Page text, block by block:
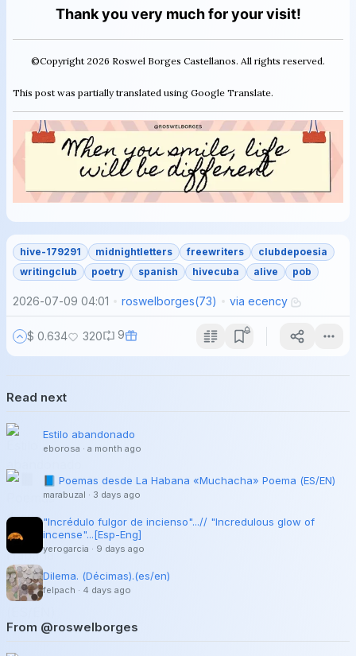
Thank you very much for your visit!
©Copyright 2026 Roswel Borges Castellanos. All rights reserved.
This post was partially translated using Google Translate.
hive-179291 midnightletters freewriters
clubdepoesia
writingclub
poetry spanish hivecuba alive pob
2026-07-09 04:01 roswelborges(73) via ecency
$ 0.634 320 9
Read next
Estilo abandonado
eborosa · a month ago
📘 Poemas desde La Habana «Muchacha» Poema (ES/EN)
marabuzal · 3 days ago
"Incrédulo fulgor de incienso"...// "Incredulous glow of
incense"...[Esp-Eng]
yerogarcia · 9 days ago
Dilema. (Décimas).(es/en)
felpach · 4 days ago
From @roswelborges